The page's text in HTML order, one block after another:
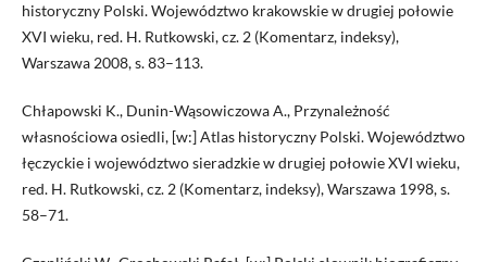
historyczny Polski. Województwo krakowskie w drugiej połowie
XVI wieku, red. H. Rutkowski, cz. 2 (Komentarz, indeksy),
Warszawa 2008, s. 83–113.
Chłapowski K., Dunin-Wąsowiczowa A., Przynależność
własnościowa osiedli, [w:] Atlas historyczny Polski. Województwo
łęczyckie i województwo sieradzkie w drugiej połowie XVI wieku,
red. H. Rutkowski, cz. 2 (Komentarz, indeksy), Warszawa 1998, s.
58–71.